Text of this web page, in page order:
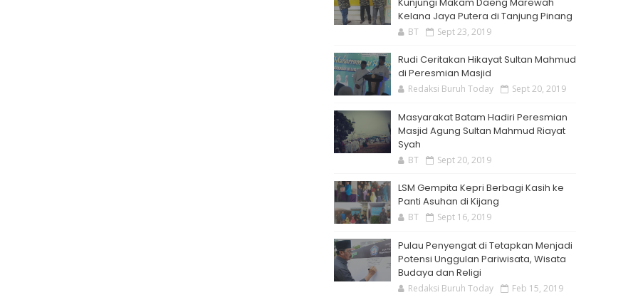
Kelana Jaya Putera di Tanjung Pinang
BT Sept 23, 2019
Rudi Ceritakan Hikayat Sultan Mahmud
di Peresmian Masjid
Redaksi Buruh Today Sept 20, 2019
Masyarakat Batam Hadiri Peresmian
Masjid Agung Sultan Mahmud Riayat
Syah
BT Sept 20, 2019
LSM Gempita Kepri Berbagi Kasih ke
Panti Asuhan di Kijang
BT Sept 16, 2019
Pulau Penyengat di Tetapkan Menjadi
Potensi Unggulan Pariwisata, Wisata
Budaya dan Religi
Redaksi Buruh Today Feb 15, 2019